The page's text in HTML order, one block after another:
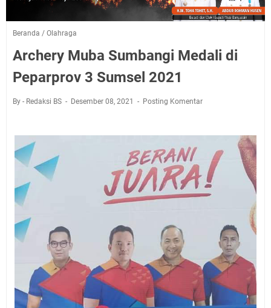
Beranda / Olahraga
Archery Muba Sumbangi Medali di
Peparprov 3 Sumsel 2021
By - Redaksi BS Desember 08, 2021 Posting Komentar